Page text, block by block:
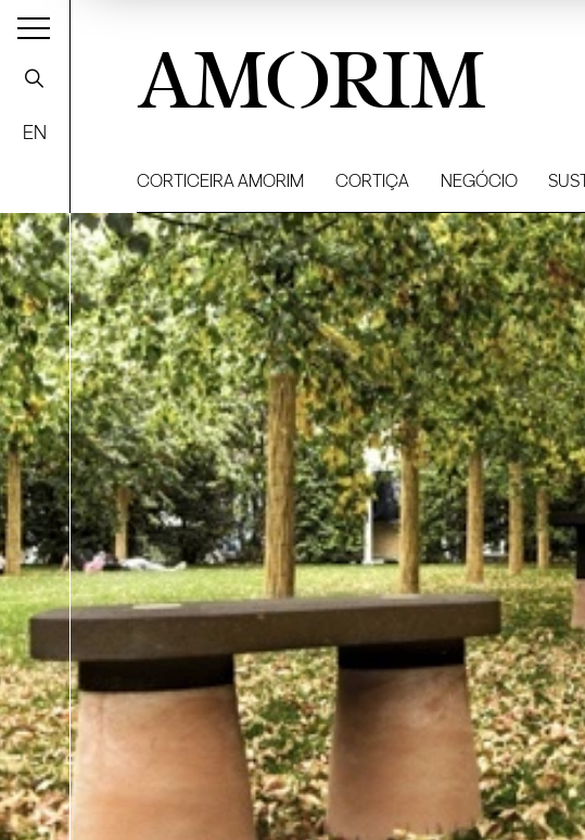
EN
AMORIM
CORTICEIRA AMORIM CORTIÇA NEGÓCIO